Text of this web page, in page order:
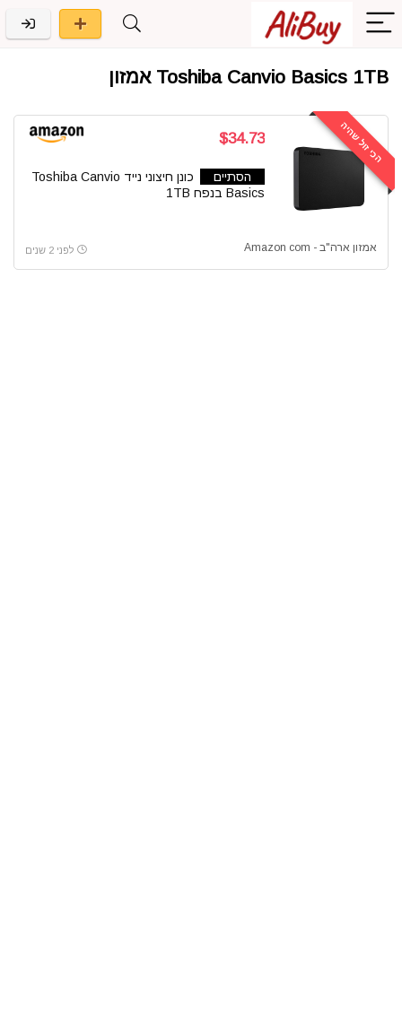
Toshiba Canvio Basics 1TB אמזון
הכי זול שהיה $34.73
הסתיים
כונן חיצוני נייד Toshiba Canvio
Basics בנפח 1TB
אמזון ארה"ב - Amazon com לפני 2 שנים